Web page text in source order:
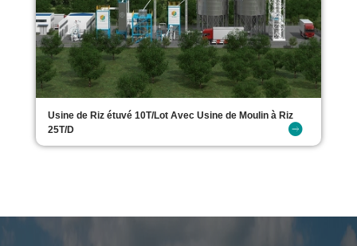
Usine de Riz étuvé 10T/Lot Avec Usine de Moulin à Riz
25T/D